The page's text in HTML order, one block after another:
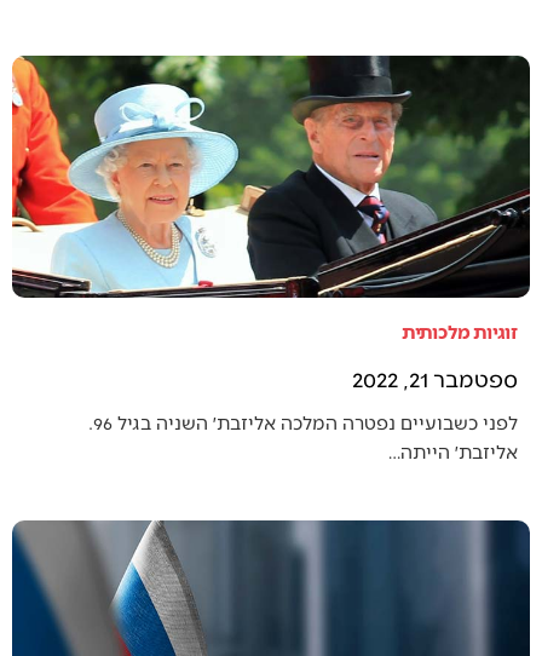
זוגיות מלכותית
ספטמבר 21, 2022
לפני כשבועיים נפטרה המלכה אליזבת׳ השניה בגיל 96.
אליזבת׳ הייתה…